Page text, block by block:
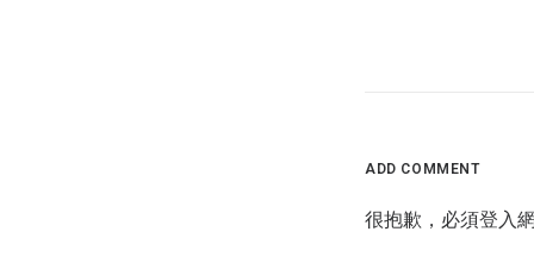
ADD COMMENT
很抱歉，必須登入